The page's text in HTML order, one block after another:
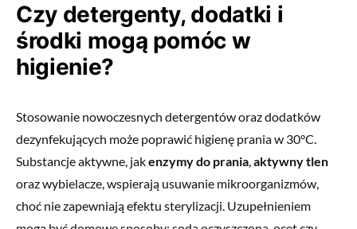
Czy detergenty, dodatki i
środki mogą pomóc w
higienie?
Stosowanie nowoczesnych detergentów oraz dodatków
dezynfekujących może poprawić higienę prania w 30°C.
Substancje aktywne, jakenzymy do prania,aktywny tlen
oraz wybielacze, wspierają usuwanie mikroorganizmów,
choć nie zapewniają efektu sterylizacji. Uzupełnieniem